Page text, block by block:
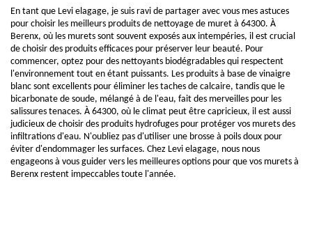
En tant que Levi elagage, je suis ravi de partager avec vous mes astuces
pour choisir les meilleurs produits de nettoyage de muret à 64300. À
Berenx, où les murets sont souvent exposés aux intempéries, il est crucial
de choisir des produits efficaces pour préserver leur beauté. Pour
commencer, optez pour des nettoyants biodégradables qui respectent
l'environnement tout en étant puissants. Les produits à base de vinaigre
blanc sont excellents pour éliminer les taches de calcaire, tandis que le
bicarbonate de soude, mélangé à de l'eau, fait des merveilles pour les
salissures tenaces. À 64300, où le climat peut être capricieux, il est aussi
judicieux de choisir des produits hydrofuges pour protéger vos murets des
infiltrations d'eau. N'oubliez pas d'utiliser une brosse à poils doux pour
éviter d'endommager les surfaces. Chez Levi elagage, nous nous
engageons à vous guider vers les meilleures options pour que vos murets à
Berenx restent impeccables toute l'année.